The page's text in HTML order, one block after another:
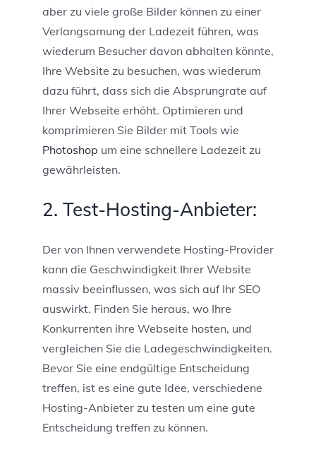
aber zu viele große Bilder können zu einer
Verlangsamung der Ladezeit führen, was
wiederum Besucher davon abhalten könnte,
Ihre Website zu besuchen, was wiederum
dazu führt, dass sich die Absprungrate auf
Ihrer Webseite erhöht. Optimieren und
komprimieren Sie Bilder mit Tools wie
Photoshop um eine schnellere Ladezeit zu
gewährleisten.
2. Test-Hosting-Anbieter:
Der von Ihnen verwendete Hosting-Provider
kann die Geschwindigkeit Ihrer Website
massiv beeinflussen, was sich auf Ihr SEO
auswirkt. Finden Sie heraus, wo Ihre
Konkurrenten ihre Webseite hosten, und
vergleichen Sie die Ladegeschwindigkeiten.
Bevor Sie eine endgültige Entscheidung
treffen, ist es eine gute Idee, verschiedene
Hosting-Anbieter zu testen um eine gute
Entscheidung treffen zu können.